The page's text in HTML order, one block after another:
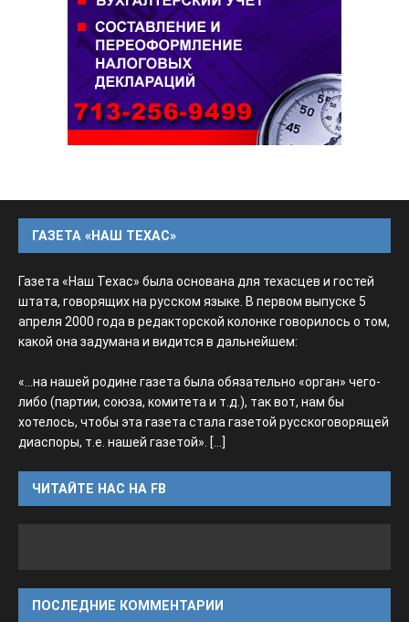
ГАЗЕТА «НАШ ТЕХАС»
Газета «Наш Техас» была основана для техасцев и гостей
штата, говорящих на русском языке. В первом выпуске 5
апреля 2000 года в редакторской колонке говорилось о том,
какой она задумана и видится в дальнейшем:
«...на нашей родине газета была обязательно «орган» чего-
либо (партии, союза, комитета и т.д.), так вот, нам бы
хотелось, чтобы эта газета стала газетой русскоговорящей
диаспоры, т.е. нашей газетой». [...]
ЧИТАЙТЕ НАС НА FB
ПОСЛЕДНИЕ КОММЕНТАРИИ